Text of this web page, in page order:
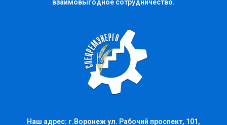
взаимовыгодное сотрудничество.
Наш адрес: г.Воронеж ул. Рабочий проспект, 101,